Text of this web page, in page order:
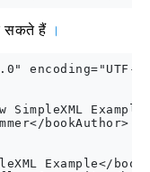
सकते हैं ।
encoding="UTF-
SimpleXML
bookAuthor>
Example</